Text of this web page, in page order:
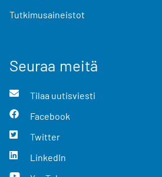
Tutkimusaineistot
Seuraa meitä
Tilaa uutisviesti
Facebook
Twitter
LinkedIn